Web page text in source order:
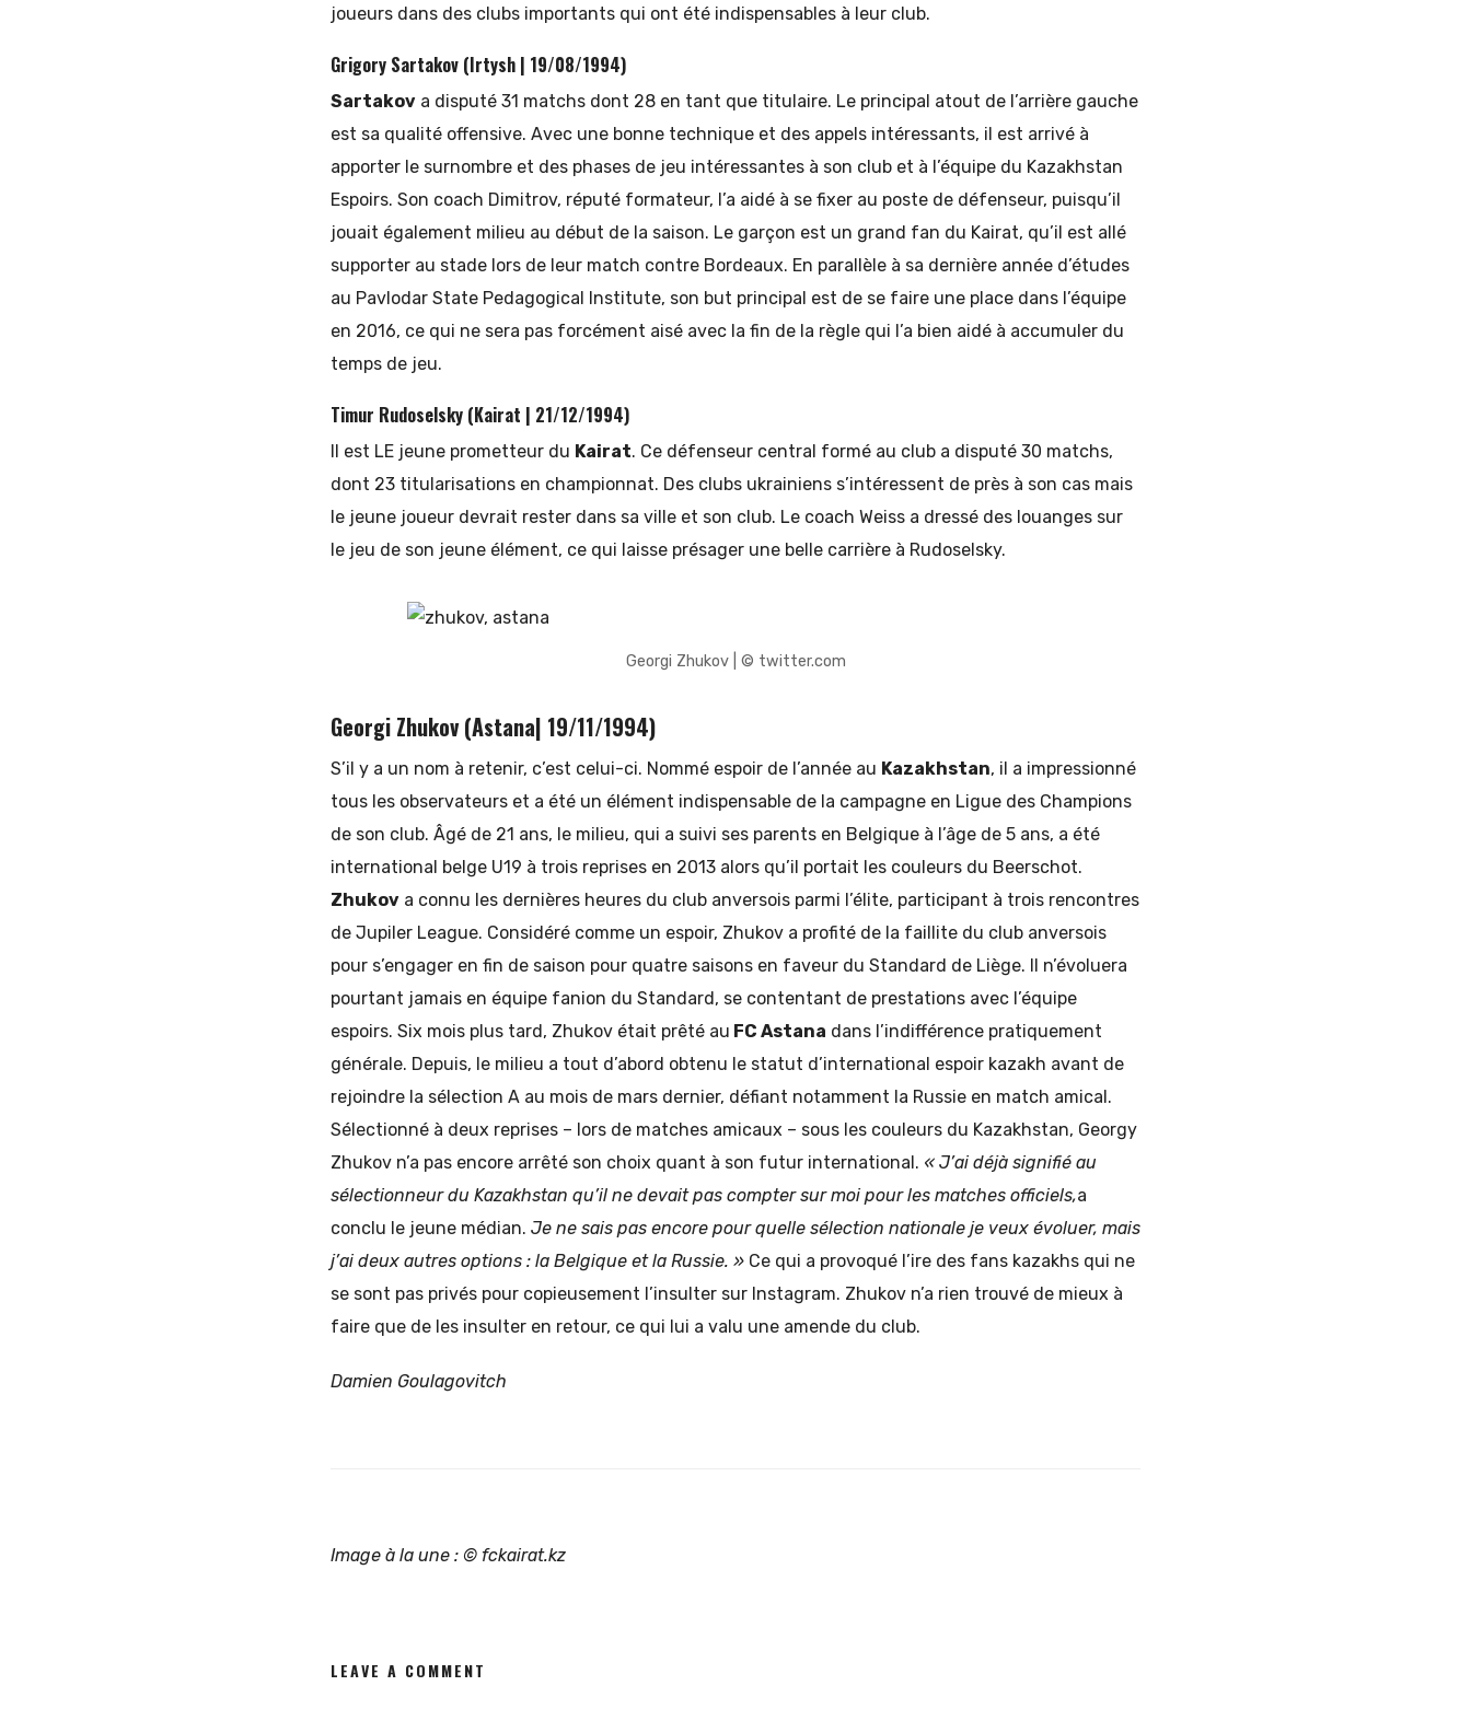
joueurs dans des clubs importants qui ont été indispensables à leur club.
Grigory Sartakov (Irtysh | 19/08/1994)
Sartakov a disputé 31 matchs dont 28 en tant que titulaire. Le principal atout de l’arrière gauche
est sa qualité offensive. Avec une bonne technique et des appels intéressants, il est arrivé à
apporter le surnombre et des phases de jeu intéressantes à son club et à l’équipe du Kazakhstan
Espoirs. Son coach Dimitrov, réputé formateur, l’a aidé à se fixer au poste de défenseur, puisqu’il
jouait également milieu au début de la saison. Le garçon est un grand fan du Kairat, qu’il est allé
supporter au stade lors de leur match contre Bordeaux. En parallèle à sa dernière année d’études
au Pavlodar State Pedagogical Institute, son but principal est de se faire une place dans l’équipe
en 2016, ce qui ne sera pas forcément aisé avec la fin de la règle qui l’a bien aidé à accumuler du
temps de jeu.
Timur Rudoselsky (Kairat | 21/12/1994)
Il est LE jeune prometteur du Kairat. Ce défenseur central formé au club a disputé 30 matchs,
dont 23 titularisations en championnat. Des clubs ukrainiens s’intéressent de près à son cas mais
le jeune joueur devrait rester dans sa ville et son club. Le coach Weiss a dressé des louanges sur
le jeu de son jeune élément, ce qui laisse présager une belle carrière à Rudoselsky.
Georgi Zhukov | © twitter.com
Georgi Zhukov (Astana| 19/11/1994)
S’il y a un nom à retenir, c’est celui-ci. Nommé espoir de l’année au Kazakhstan, il a impressionné
tous les observateurs et a été un élément indispensable de la campagne en Ligue des Champions
de son club. Âgé de 21 ans, le milieu, qui a suivi ses parents en Belgique à l’âge de 5 ans, a été
international belge U19 à trois reprises en 2013 alors qu’il portait les couleurs du Beerschot.
Zhukov a connu les dernières heures du club anversois parmi l’élite, participant à trois rencontres
de Jupiler League. Considéré comme un espoir, Zhukov a profité de la faillite du club anversois
pour s’engager en fin de saison pour quatre saisons en faveur du Standard de Liège. Il n’évoluera
pourtant jamais en équipe fanion du Standard, se contentant de prestations avec l’équipe
espoirs. Six mois plus tard, Zhukov était prêté au FC Astana dans l’indifférence pratiquement
générale. Depuis, le milieu a tout d’abord obtenu le statut d’international espoir kazakh avant de
rejoindre la sélection A au mois de mars dernier, défiant notamment la Russie en match amical.
Sélectionné à deux reprises – lors de matches amicaux – sous les couleurs du Kazakhstan, Georgy
Zhukov n’a pas encore arrêté son choix quant à son futur international. « J’ai déjà signifié au
sélectionneur du Kazakhstan qu’il ne devait pas compter sur moi pour les matches officiels,a
conclu le jeune médian. Je ne sais pas encore pour quelle sélection nationale je veux évoluer, mais
j’ai deux autres options : la Belgique et la Russie. » Ce qui a provoqué l’ire des fans kazakhs qui ne
se sont pas privés pour copieusement l’insulter sur Instagram. Zhukov n’a rien trouvé de mieux à
faire que de les insulter en retour, ce qui lui a valu une amende du club.
Damien Goulagovitch
Image à la une : © fckairat.kz
LEAVE A COMMENT